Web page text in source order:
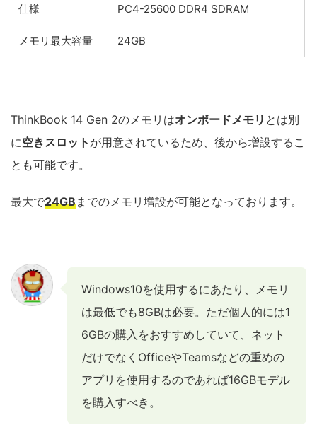
仕様 PC4-25600 DDR4 SDRAM
メモリ最大容量 24GB
ThinkBook 14 Gen 2のメモリはオンボードメモリ とは別
に空きスロット が用意されているため、後から増設するこ
とも可能です。
最大で24GBまでのメモリ増設が可能となっております。
Windows10を使用するにあたり、メモリ
は最低でも8GBは必要。ただ個人的には1
6GBの購入をおすすめしていて、ネット
だけでなくOfficeやTeamsなどの重めの
アプリを使用するのであれば16GBモデル
を購入すべき。